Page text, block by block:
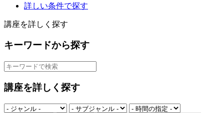
詳しい条件で探す
講座を詳しく探す
キーワードから探す
講座を詳しく探す